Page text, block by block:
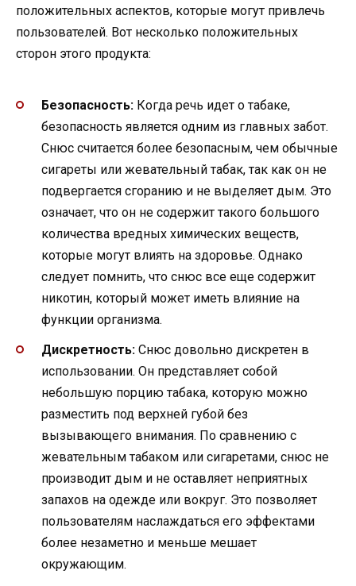
положительных аспектов, которые могут привлечь
пользователей. Вот несколько положительных
сторон этого продукта:
Безопасность: Когда речь идет о табаке,
безопасность является одним из главных забот.
Снюс считается более безопасным, чем обычные
сигареты или жевательный табак, так как он не
подвергается сгоранию и не выделяет дым. Это
означает, что он не содержит такого большого
количества вредных химических веществ,
которые могут влиять на здоровье. Однако
следует помнить, что снюс все еще содержит
никотин, который может иметь влияние на
функции организма.
Дискретность: Снюс довольно дискретен в
использовании. Он представляет собой
небольшую порцию табака, которую можно
разместить под верхней губой без
вызывающего внимания. По сравнению с
жевательным табаком или сигаретами, снюс не
производит дым и не оставляет неприятных
запахов на одежде или вокруг. Это позволяет
пользователям наслаждаться его эффектами
более незаметно и меньше мешает
окружающим.